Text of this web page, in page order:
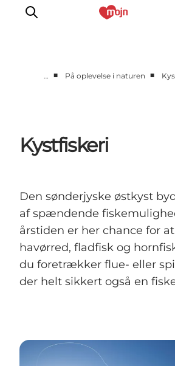
Det sker
Overnatning
Booking
… ■ På oplevelse i naturen ■
Kystfiskeri
Den sønderjyske østkyst
af spændende
årstiden er her chance for
havørred, fladfisk og
du foretrækker flue- eller
der helt sikkert også en